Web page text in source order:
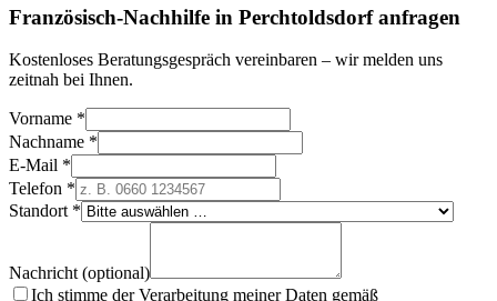
Französisch-Nachhilfe in Perchtoldsdorf anfragen
Kostenloses Beratungsgespräch vereinbaren – wir melden uns
zeitnah bei Ihnen.
Vorname *
Nachname *
E-Mail *
Telefon *
Standort *
Nachricht (optional)
Ich stimme der Verarbeitung meiner Daten gemäß